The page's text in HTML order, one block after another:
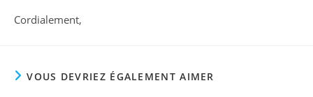
Cordialement,
VOUS DEVRIEZ ÉGALEMENT AIMER